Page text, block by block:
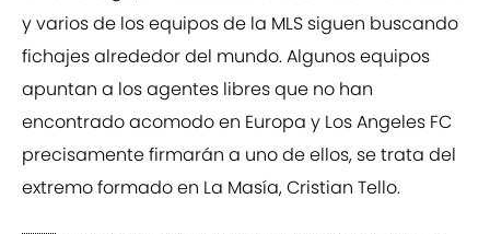
y varios de los equipos de la MLS siguen buscando
fichajes alrededor del mundo. Algunos equipos
apuntan a los agentes libres que no han
encontrado acomodo en Europa y Los Angeles FC
precisamente firmarán a uno de ellos, se trata del
extremo formado en La Masía, Cristian Tello.